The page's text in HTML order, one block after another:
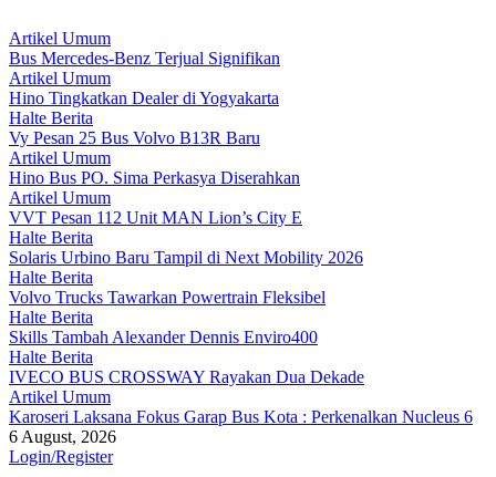
Artikel Umum
Bus Mercedes-Benz Terjual Signifikan
Artikel Umum
Hino Tingkatkan Dealer di Yogyakarta
Halte Berita
Vy Pesan 25 Bus Volvo B13R Baru
Artikel Umum
Hino Bus PO. Sima Perkasya Diserahkan
Artikel Umum
VVT Pesan 112 Unit MAN Lion’s City E
Halte Berita
Solaris Urbino Baru Tampil di Next Mobility 2026
Halte Berita
Volvo Trucks Tawarkan Powertrain Fleksibel
Halte Berita
Skills Tambah Alexander Dennis Enviro400
Halte Berita
IVECO BUS CROSSWAY Rayakan Dua Dekade
Artikel Umum
Karoseri Laksana Fokus Garap Bus Kota : Perkenalkan Nucleus 6
6 August, 2026
Login/Register